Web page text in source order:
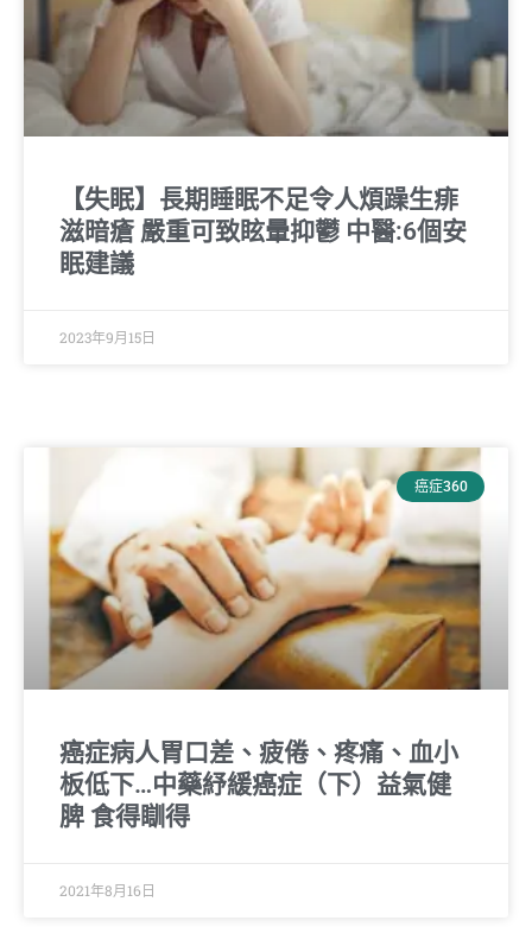
【失眠】長期睡眠不足令人煩躁生痱
滋暗瘡 嚴重可致眩暈抑鬱 中醫:6個安
眠建議
2023年9月15日
癌症360
癌症病人胃口差、疲倦、疼痛、血小
板低下…中藥紓緩癌症（下）益氣健
脾 食得瞓得
2021年8月16日